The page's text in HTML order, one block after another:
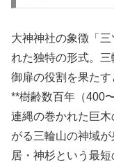
大神神社の象徴「
れた独特の形式。
御扉の役割を果た
**樹齢数百年（400
連縄の巻かれた巨
がる三輪山の神域
居・神杉という最